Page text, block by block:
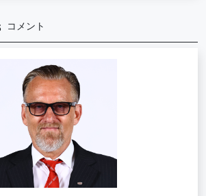
コメント